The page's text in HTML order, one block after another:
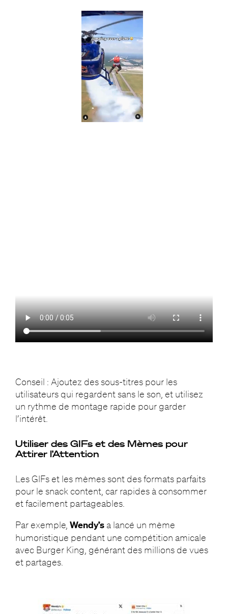
Conseil : Ajoutez des sous-titres pour les
utilisateurs qui regardent sans le son, et utilisez
un rythme de montage rapide pour garder
l’intérêt.
Utiliser des GIFs et des Mèmes pour
Attirer l’Attention
Les GIFs et les mèmes sont des formats parfaits
pour le snack content, car rapides à consommer
et facilement partageables.
Par exemple, Wendy’sa lancé un mème
humoristique pendant une compétition amicale
avec Burger King, générant des millions de vues
et partages.